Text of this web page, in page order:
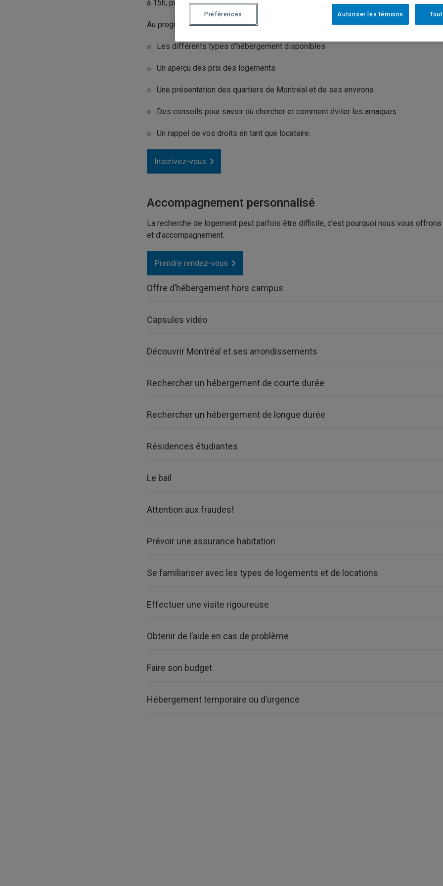
à 15h, pour mieux comprendre le marché locatif et faciliter vos démarches.
Au programme :
Les différents types d’hébergement disponibles
Un aperçu des prix des logements
Une présentation des quartiers de Montréal et de ses environs
Des conseils pour savoir où chercher et comment éviter les arnaques
Un rappel de vos droits en tant que locataire.
Inscrivez-vous
Accompagnement personnalisé
La recherche de logement peut parfois être difficile, c’est pourquoi nous vous offrons
et d’accompagnement.
Prendre rendez-vous
Offre d’hébergement hors campus
Capsules vidéo
Découvrir Montréal et ses arrondissements
Rechercher un hébergement de courte durée
Rechercher un hébergement de longue durée
Résidences étudiantes
Le bail
Attention aux fraudes!
Prévoir une assurance habitation
Se familiariser avec les types de logements et de locations
Effectuer une visite rigoureuse
Obtenir de l’aide en cas de problème
Faire son budget
Hébergement temporaire ou d’urgence
Autoriser les témoins
Préférences